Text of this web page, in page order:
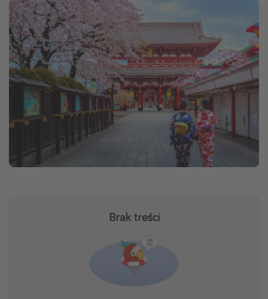
Brak treści